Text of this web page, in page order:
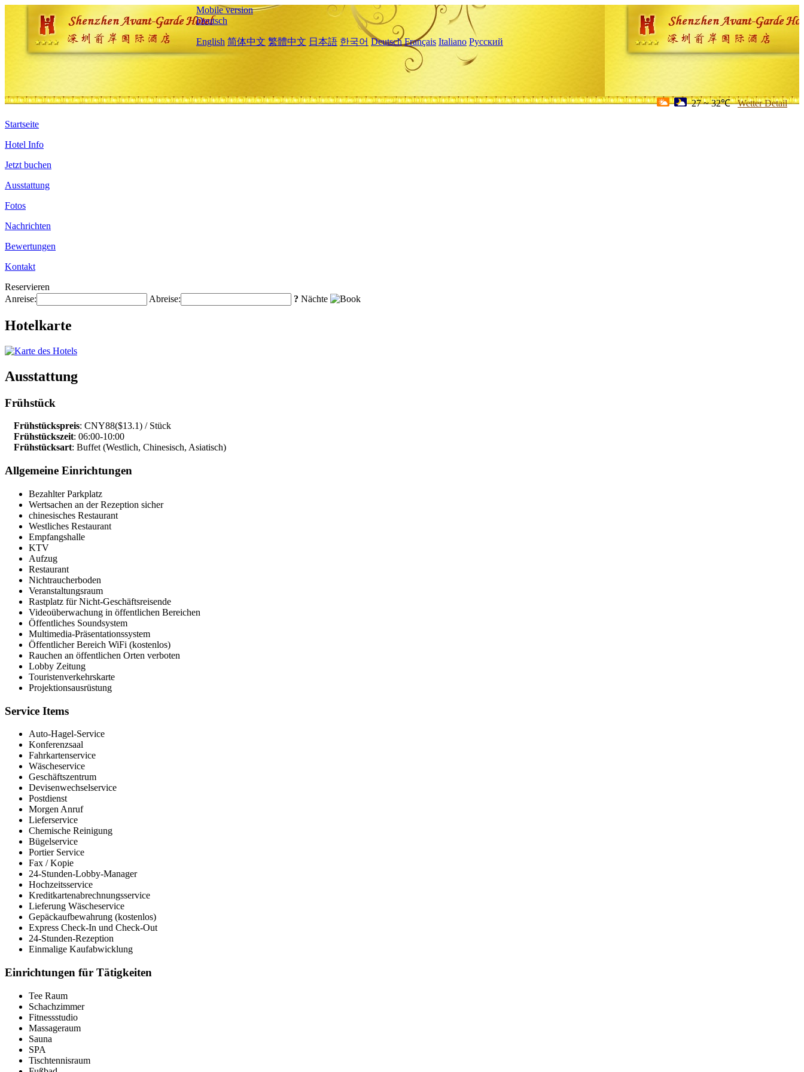
Mobile version
Deutsch
English 简体中文 繁體中文 日本語 한국어 Deutsch Français Italiano Русский
27 ~ 32℃ Wetter Detail
Startseite
Hotel Info
Jetzt buchen
Ausstattung
Fotos
Nachrichten
Bewertungen
Kontakt
Reservieren
Anreise:
Abreise: ? Nächte
Hotelkarte
Ausstattung
Frühstück
Frühstückspreis: CNY88($13.1) / Stück
Frühstückszeit: 06:00-10:00
Frühstücksart: Buffet (Westlich, Chinesisch, Asiatisch)
Allgemeine Einrichtungen
Bezahlter Parkplatz
Wertsachen an der Rezeption sicher
chinesisches Restaurant
Westliches Restaurant
Empfangshalle
KTV
Aufzug
Restaurant
Nichtraucherboden
Veranstaltungsraum
Rastplatz für Nicht-Geschäftsreisende
Videoüberwachung in öffentlichen Bereichen
Öffentliches Soundsystem
Multimedia-Präsentationssystem
Öffentlicher Bereich WiFi (kostenlos)
Rauchen an öffentlichen Orten verboten
Lobby Zeitung
Touristenverkehrskarte
Projektionsausrüstung
Service Items
Auto-Hagel-Service
Konferenzsaal
Fahrkartenservice
Wäscheservice
Geschäftszentrum
Devisenwechselservice
Postdienst
Morgen Anruf
Lieferservice
Chemische Reinigung
Bügelservice
Portier Service
Fax / Kopie
24-Stunden-Lobby-Manager
Hochzeitsservice
Kreditkartenabrechnungsservice
Lieferung Wäscheservice
Gepäckaufbewahrung (kostenlos)
Express Check-In und Check-Out
24-Stunden-Rezeption
Einmalige Kaufabwicklung
Einrichtungen für Tätigkeiten
Tee Raum
Schachzimmer
Fitnessstudio
Massageraum
Sauna
SPA
Tischtennisraum